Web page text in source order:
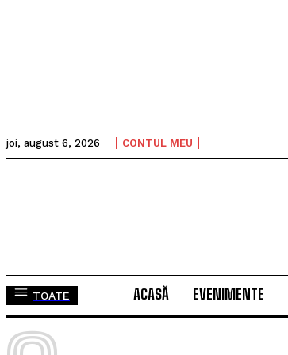
joi, august 6, 2026 CONTUL MEU
TOATE ACASĂ EVENIMENTE